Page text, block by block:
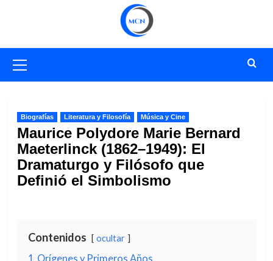
primario
Biografías Literatura y Filosofía Música y Cine
Maurice Polydore Marie Bernard
Maeterlinck (1862–1949): El
Dramaturgo y Filósofo que
Definió el Simbolismo
Contenidos ocultar
1 Orígenes y Primeros Años